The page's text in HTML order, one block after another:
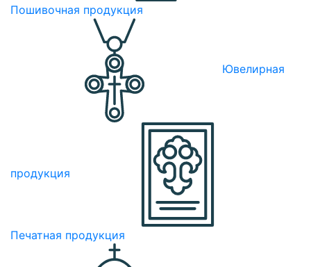
Пошивочная продукция
Ювелирная
продукция
Печатная продукция